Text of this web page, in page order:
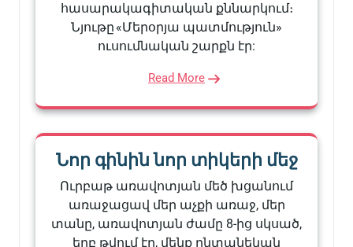
հասարակագիտական քննարկում։
Նյութը «Մերօրյա պատմություն»
ուսումնական շարքն էր:
Read More
Նոր գինին նոր տիկերի մեջ
Ուրբաթ առավոտյան մեծ խցանում
առաջացավ մեր աչքի առաջ, մեր
տանը, առավոտյան ժամը 8-ից սկսած,
երբ թվում էր, մենք ընտանեկան